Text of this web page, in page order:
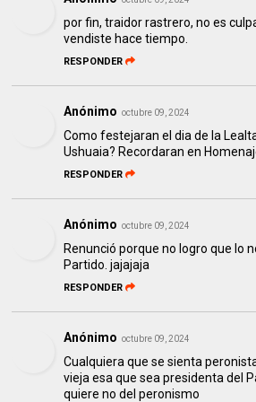
por fin, traidor rastrero, no es
vendiste hace tiempo.
RESPONDER
Anónimo octubre 09, 2024
Como festejaran el dia de la
Ushuaia? Recordaran en
RESPONDER
Anónimo octubre 09, 2024
Renunció porque no logro que lo
Partido. jajajaja
RESPONDER
Anónimo octubre 09, 2024
Cualquiera que se sienta
vieja esa que sea presidenta del
quiere no del peronismo